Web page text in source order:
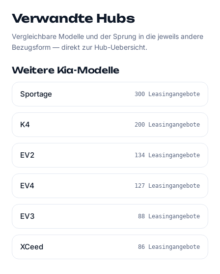
Verwandte Hubs
Vergleichbare Modelle und der Sprung in die jeweils andere
Bezugsform — direkt zur Hub-Uebersicht.
Weitere Kia-Modelle
Sportage 300 Leasingangebote
K4 200 Leasingangebote
EV2 134 Leasingangebote
EV4 127 Leasingangebote
EV3 88 Leasingangebote
XCeed 86 Leasingangebote